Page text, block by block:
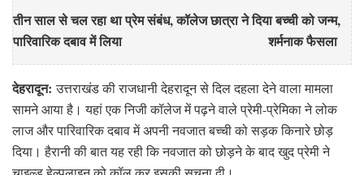
तीन साल से चल रहा था प्रेम संबंध, कॉलेज छात्रा ने दिया बच्ची को जन्म,
पारिवारिक दबाव में लिया शर्मनाक फैसला
देहरादून: उत्तराखंड की राजधानी देहरादून से दिल दहला देने वाला मामला
सामने आया है। यहां एक निजी कॉलेज में पढ़ने वाले प्रेमी-प्रेमिका ने लोक
लाज और पारिवारिक दबाव में अपनी नवजात बच्ची को सड़क किनारे छोड़
दिया। हैरानी की बात यह रही कि नवजात को छोड़ने के बाद खुद प्रेमी ने